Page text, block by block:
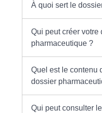
À quoi sert le
Qui peut créer votre
pharmaceutique ?
Quel est le contenu
dossier
Qui peut consulter